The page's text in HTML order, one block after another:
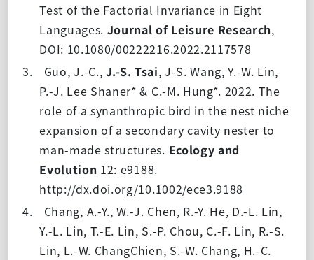
Test of the Factorial Invariance in Eight
Languages. Journal of Leisure Research,
DOI: 10.1080/00222216.2022.2117578
3.
Guo, J.-C., J.-S. Tsai, J-S. Wang, Y.-W. Lin,
P.-J. Lee Shaner* & C.-M. Hung*. 2022. The
role of a synanthropic bird in the nest niche
expansion of a secondary cavity nester to
man-made structures. Ecology and
Evolution 12: e9188.
http://dx.doi.org/10.1002/ece3.9188
4.
Chang, A.-Y., W.-J. Chen, R.-Y. He, D.-L. Lin,
Y.-L. Lin, T.-E. Lin, S.-P. Chou, C.-F. Lin, R.-S.
Lin, L.-W. ChangChien, S.-W. Chang, H.-C.